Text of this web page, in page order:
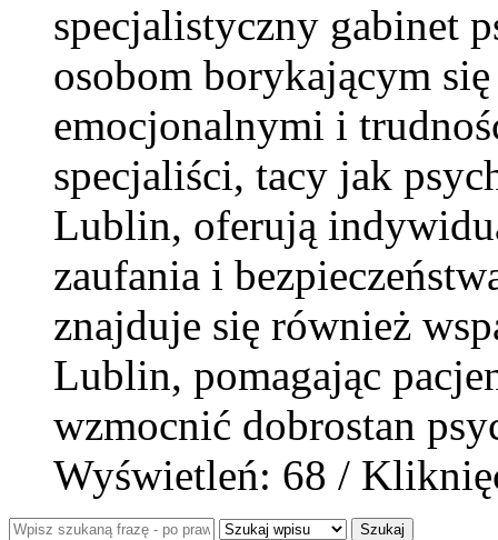
specjalistyczny gabinet
osobom borykającym
emocjonalnymi i
specjaliści, tacy jak
Lublin, oferują
zaufania i
znajduje się również
Lublin, pomagając
wzmocnić dobrostan
Wyświetleń: 68 /
Szukaj